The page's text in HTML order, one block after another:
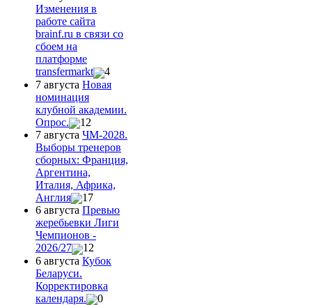
Изменения в
работе сайта
brainf.ru в связи со
сбоем на
платформе
transfermarkt
4
7 августа Новая
номинация
клубной академии.
Опрос.
12
7 августа ЧМ-2028.
Выборы тренеров
сборных: Франция,
Аргентина,
Италия, Африка,
Англия
17
6 августа Превью
жеребьевки Лиги
Чемпионов -
2026/27
12
6 августа Кубок
Беларуси.
Корректировка
календаря.
0